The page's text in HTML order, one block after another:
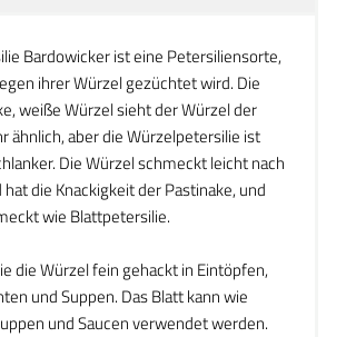
Bardowicker ist eine Petersiliensorte,
ihrer Würzel gezüchtet wird. Die
weiße Würzel sieht der Würzel der
ähnlich, aber die Würzelpetersilie ist
Die Würzel schmeckt leicht nach
die Knackigkeit der Pastinake, und
wie Blattpetersilie.
die Würzel fein gehackt in Eintöpfen,
und Suppen. Das Blatt kann wie
und Saucen verwendet werden.